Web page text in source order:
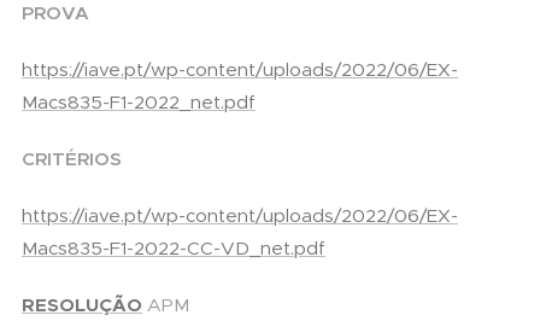
PROVA
https://iave.pt/wp-content/uploads/2022/06/EX-
Macs835-F1-2022_net.pdf
CRITÉRIOS
https://iave.pt/wp-content/uploads/2022/06/EX-
Macs835-F1-2022-CC-VD_net.pdf
RESOLUÇÃO APM